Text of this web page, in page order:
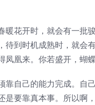
花开时，就会有一批
到时机成熟时，就会
凰来。你若盛开，蝴
自己的能力完成。自
要靠真本事。所以啊